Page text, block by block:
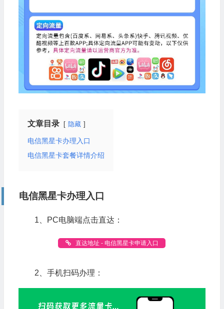
文章目录 隐藏
电信黑星卡办理入口
电信黑星卡套餐详情介绍
电信黑星卡办理入口
1、PC电脑端点击直达：
直达地址 - 电信黑星卡申请入口
2、手机扫码办理：